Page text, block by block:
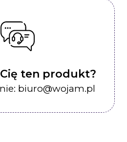
ten produkt?
biuro@wojam.pl